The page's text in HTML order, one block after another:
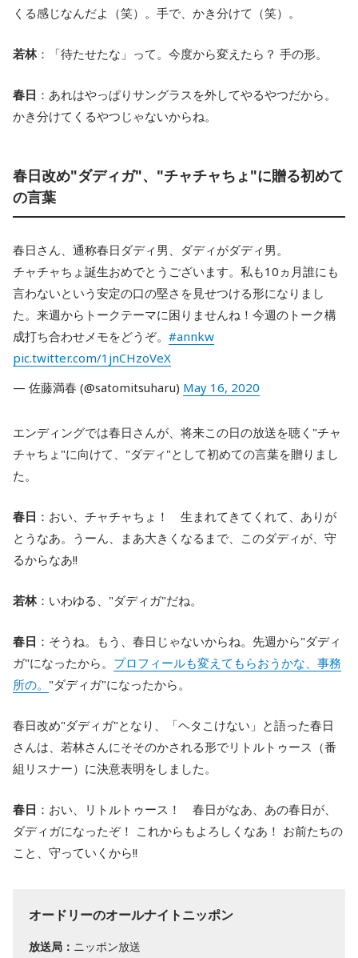
くる感じなんだよ（笑）。手で、かき分けて（笑）。
若林：「待たせたな」って。今度から変えたら？ 手の形。
春日 ：あれはやっぱりサングラスを外してやるやつだから。
かき分けてくるやつじゃないからね。
春日改め"ダディガ"、"チャチャちょ"に贈る初めて
の言葉
春日さん、通称春日ダディ男、ダディがダディ男。
チャチャちょ誕生おめでとうございます。私も10ヵ月誰にも
言わないという安定の口の堅さを見せつける形になりまし
た。来週からトークテーマに困りませんね！今週のトーク構
成打ち合わせメモをどうぞ。 #annkw
pic.twitter.com/1jnCHzoVeX
— 佐藤満春 (@satomitsuharu) May 16, 2020
エンディングでは春日さんが、将来この日の放送を聴く"チャ
チャちょ"に向けて、"ダディ"として初めての言葉を贈りまし
た。
春日 ：おい、チャチャちょ！ 生まれてきてくれて、ありが
とうなあ。うーん、まあ大きくなるまで、このダディが、守
るからなあ!!
若林：いわゆる、"ダディガ"だね。
春日 ：そうね。もう、春日じゃないからね。先週から"ダディ
ガ"になったから。 プロフィールも変えてもらおうかな、事務
所の。 "ダディガ"になったから。
春日改め"ダディガ"となり、「ヘタこけない」と語った春日
さんは、若林さんにそそのかされる形でリトルトゥース（番
組リスナー）に決意表明をしました。
春日 ：おい、リトルトゥース！ 春日がなあ、あの春日が、
ダディガになったぞ！ これからもよろしくなあ！ お前たちの
こと、守っていくから!!
オードリーのオールナイトニッポン
放送局： ニッポン放送